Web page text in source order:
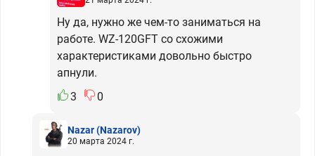
Ну да, нужно же чем-то заниматься на
работе. WZ-120GFT со схожими
характеристиками довольно быстро
апнули.
3
0
Nazar(Nazarov)
20 марта 2024 г.